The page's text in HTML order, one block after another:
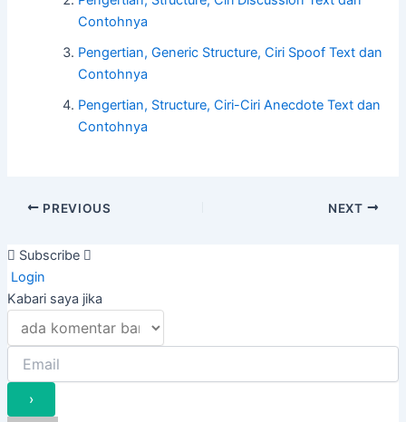
e
Contohnya
Pengertian, Generic Structure, Ciri Spoof Text dan
Contohnya
Pengertian, Structure, Ciri-Ciri Anecdote Text dan
Contohnya
PREVIOUS NEXT
Subscribe
Login
Kabari saya jika